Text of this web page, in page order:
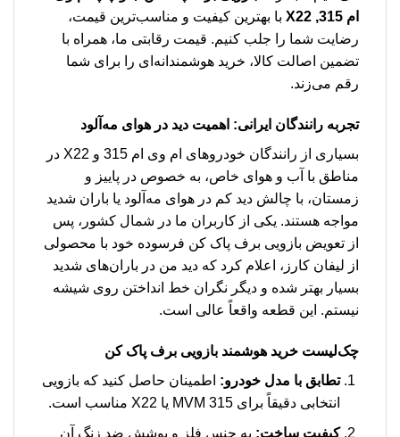
ام 315, X22
با بهترین کیفیت و مناسب‌ترین قیمت،
رضایت شما را جلب کنیم. قیمت رقابتی ما، همراه با
تضمین اصالت کالا، خرید هوشمندانه‌ای را برای شما
رقم می‌زند.
تجربه رانندگان ایرانی: اهمیت دید در هوای مه‌آلود
بسیاری از رانندگان خودروهای ام وی ام 315 و X22 در
مناطق با آب و هوای خاص، به خصوص در پاییز و
زمستان، با چالش دید کم در هوای مه‌آلود یا باران شدید
مواجه هستند. یکی از کاربران ما در شمال کشور، پس
از تعویض بازویی برف پاک کن فرسوده خود با محصولی
از لیفان کارز، اعلام کرد که دید من در باران‌های شدید
بسیار بهتر شده و دیگر نگران خط انداختن روی شیشه
نیستم. این قطعه واقعاً عالی است.
چک‌لیست خرید هوشمند بازویی برف پاک کن
تطابق با مدل خودرو: اطمینان حاصل کنید که بازویی
انتخابی دقیقاً برای MVM 315 یا X22 مناسب است.
کیفیت ساخت: به جنس فلز و پوشش ضد زنگ آن